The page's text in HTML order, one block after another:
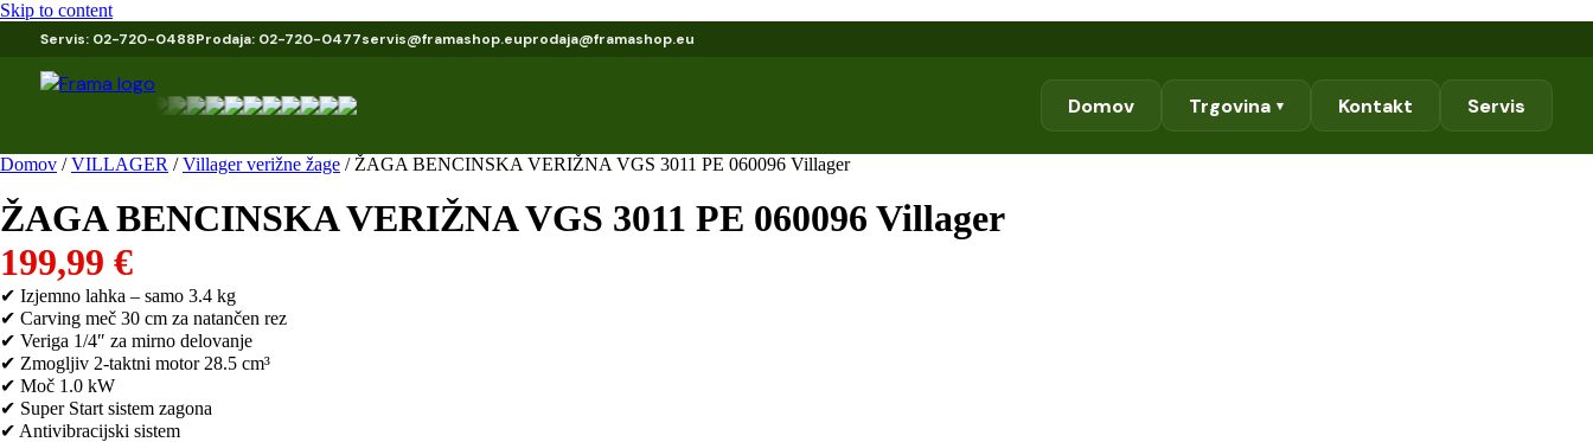
Skip to content
Servis: 02-720-0488Prodaja: 02-720-0477servis@framashop.euprodaja@framashop.eu
Domov Trgovina ▾ Kontakt Servis
Domov /VILLAGER /Villager verižne žage / ŽAGA BENCINSKA VERIŽNA VGS 3011 PE 060096 Villager
ŽAGA BENCINSKA VERIŽNA VGS 3011 PE 060096 Villager
199,99 €
✔ Izjemno lahka – samo 3.4 kg
✔ Carving meč 30 cm za natančen rez
✔ Veriga 1/4″ za mirno delovanje
✔ Zmogljiv 2-taktni motor 28.5 cm³
✔ Moč 1.0 kW
✔ Super Start sistem zagona
✔ Antivibracijski sistem